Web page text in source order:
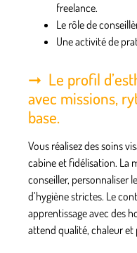
freelance.
Le rôle de
Une activité de
Le profil
avec missions,
base.
Vous réalisez des soins
cabine et fidélisation. La
conseiller, personnaliser
d’hygiène strictes. Le
apprentissage avec des
attend qualité, chaleur